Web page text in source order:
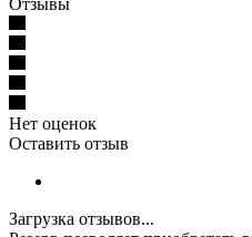
Нет оценок
Оставить отзыв
Загрузка отзывов...